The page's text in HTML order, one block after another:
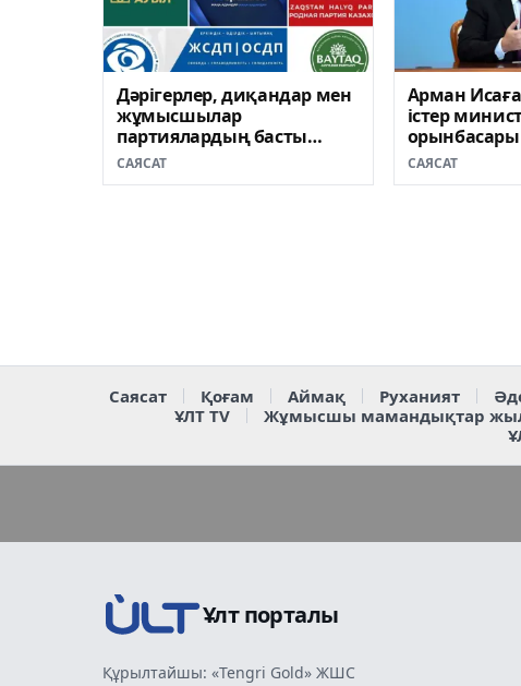
Дәрігерлер, диқандар мен
жұмысшылар
партиялардың басты
аудиториясына айналды
САЯСАТ
Арман
істер
САЯСАТ
Саясат Қоғам Аймақ Руханият
ҰЛТ TV
Жұмысшы мамандықтар
Ұлт порталы
Құрылтайшы: «Tengri Gold» ЖШС